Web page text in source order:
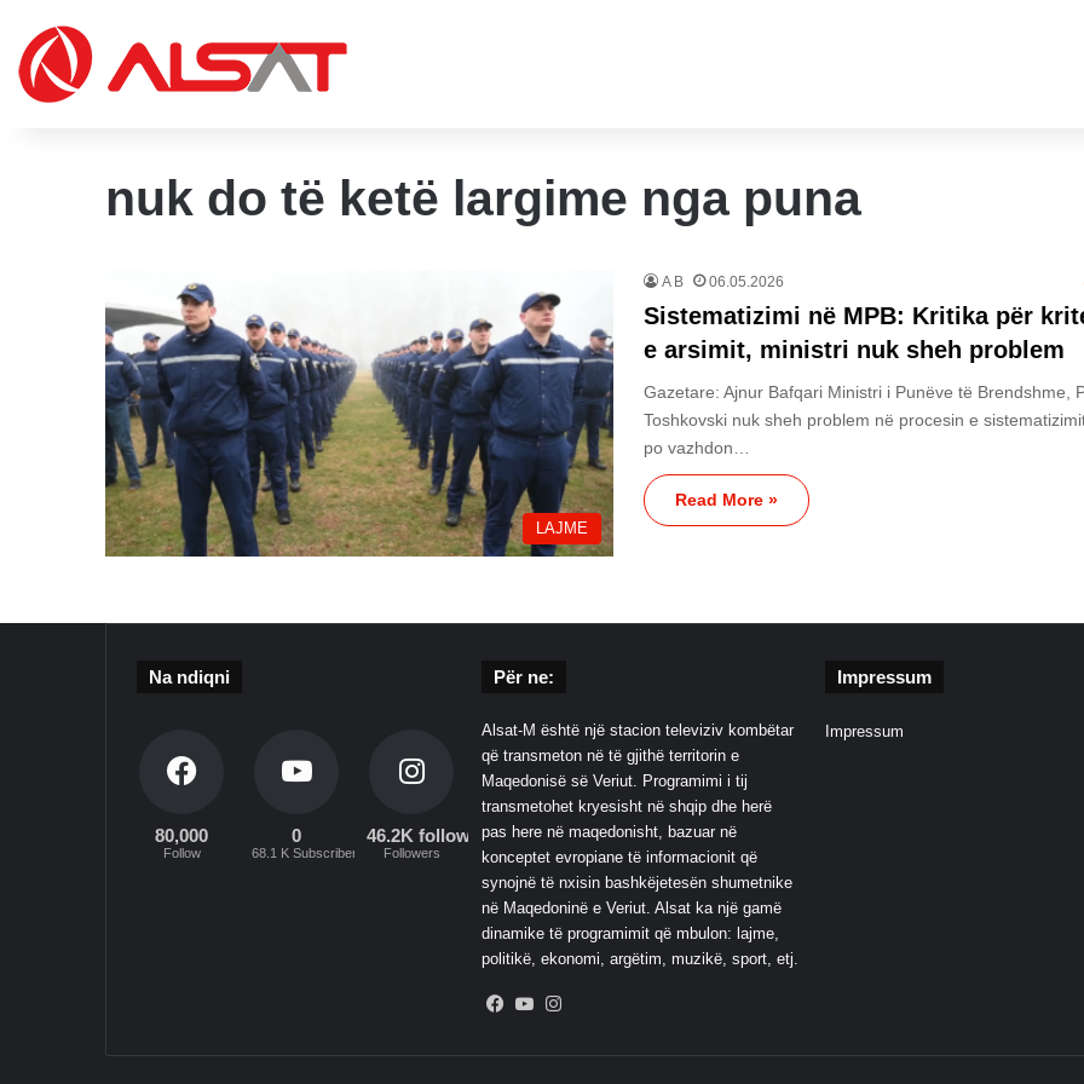
nuk do të ketë largime nga puna
LAJME
A B 06.05.2026
Sistematizimi në MPB: Kritika për
e arsimit, ministri nuk sheh problem
Gazetare: Ajnur Bafqari Ministri i Punëve të Brendshme,
Toshkovski nuk sheh problem në procesin e
po vazhdon…
Read More »
Na ndiqni
80,000
Follow
0
68.1 K Subscribers
46.2K followers
Followers
Për ne:
Alsat-M është një stacion televiziv kombëtar
që transmeton në të gjithë territorin e
Maqedonisë së Veriut. Programimi i tij
transmetohet kryesisht në shqip dhe herë
pas here në maqedonisht, bazuar në
konceptet evropiane të informacionit që
synojnë të nxisin bashkëjetesën shumetnike
në Maqedoninë e Veriut. Alsat ka një gamë
dinamike të programimit që mbulon: lajme,
politikë, ekonomi, argëtim, muzikë, sport, etj.
Facebook
YouTube
Impressum
Impressum